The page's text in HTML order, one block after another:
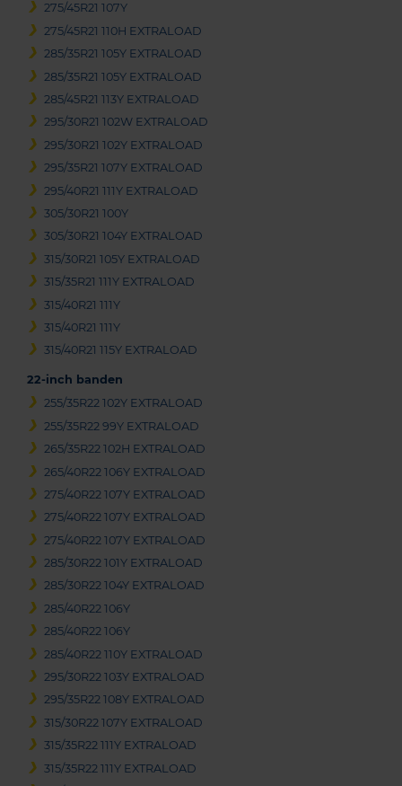
275/45R21 107Y
275/45R21 110H EXTRALOAD
285/35R21 105Y EXTRALOAD
285/35R21 105Y EXTRALOAD
285/45R21 113Y EXTRALOAD
295/30R21 102W EXTRALOAD
295/30R21 102Y EXTRALOAD
295/35R21 107Y EXTRALOAD
295/40R21 111Y EXTRALOAD
305/30R21 100Y
305/30R21 104Y EXTRALOAD
315/30R21 105Y EXTRALOAD
315/35R21 111Y EXTRALOAD
315/40R21 111Y
315/40R21 111Y
315/40R21 115Y EXTRALOAD
22-inch banden
255/35R22 102Y EXTRALOAD
255/35R22 99Y EXTRALOAD
265/35R22 102H EXTRALOAD
265/40R22 106Y EXTRALOAD
275/40R22 107Y EXTRALOAD
275/40R22 107Y EXTRALOAD
275/40R22 107Y EXTRALOAD
285/30R22 101Y EXTRALOAD
285/30R22 104Y EXTRALOAD
285/40R22 106Y
285/40R22 106Y
285/40R22 110Y EXTRALOAD
295/30R22 103Y EXTRALOAD
295/35R22 108Y EXTRALOAD
315/30R22 107Y EXTRALOAD
315/35R22 111Y EXTRALOAD
315/35R22 111Y EXTRALOAD